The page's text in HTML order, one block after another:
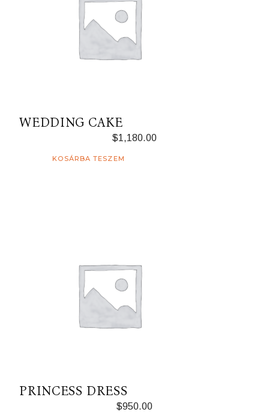
WEDDING CAKE
$1,180.00
KOSÁRBA TESZEM
PRINCESS DRESS
$950.00